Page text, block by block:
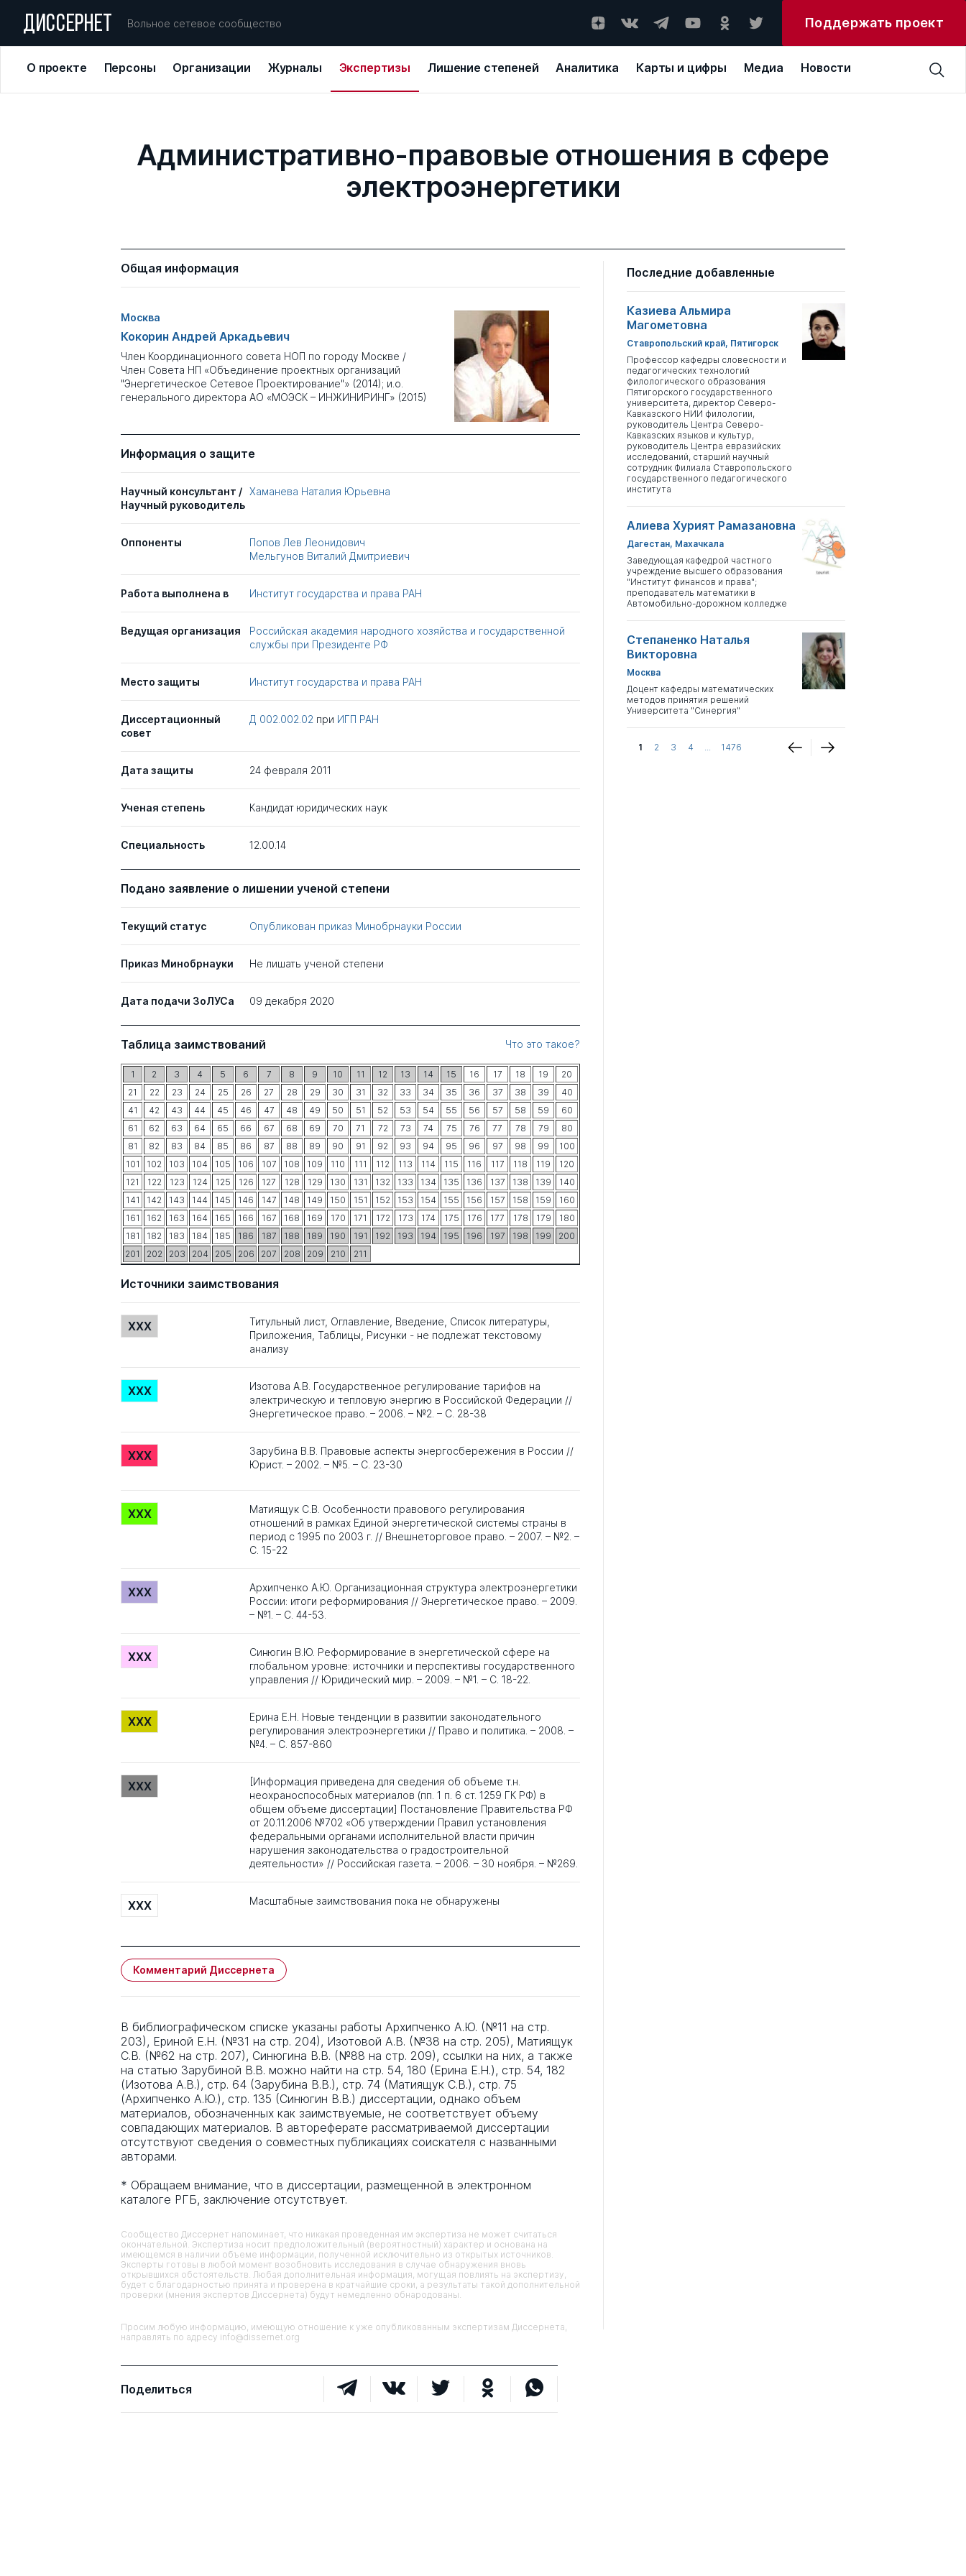
ДИССЕРНЕТ Вольное сетевое сообщество Поддержать проект
О проекте Персоны Организации Журналы Экспертизы Лишение степеней Аналитика Карты и цифры Медиа Новости
Административно-правовые отношения в сфере
электроэнергетики
Общая информация
Москва
Кокорин Андрей Аркадьевич
Член Координационного совета НОП по городу Москве /
Член Совета НП «Объединение проектных организаций
"Энергетическое Сетевое Проектирование"» (2014); и.о.
генерального директора АО «МОЭСК – ИНЖИНИРИНГ» (2015)
Информация о защите
Научный консультант /
Научный руководитель
Хаманева Наталия Юрьевна
Оппоненты
Попов Лев Леонидович
Мельгунов Виталий Дмитриевич
Работа выполнена в Институт государства и права РАН
Ведущая организация
Российская академия народного хозяйства и государственной
службы при Президенте РФ
Место защиты Институт государства и права РАН
Диссертационный
совет
Д 002.002.02 при ИГП РАН
Дата защиты 24 февраля 2011
Ученая степень Кандидат юридических наук
Специальность 12.00.14
Подано заявление о лишении ученой степени
Текущий статус Опубликован приказ Минобрнауки России
Приказ Минобрнауки Не лишать ученой степени
Дата подачи ЗоЛУСа 09 декабря 2020
Таблица заимствований Что это такое?
1 2 3 4 5 6 7 8 9 10 11 12 13 14 15 16 17 18 19
20
21
22 23 24 25 26 27 28 29 30 31 32 33 34 35 36 37 38 39
40
41
42 43 44 45 46 47 48 49 50 51 52 53 54 55 56 57 58 59
60
61
62 63 64 65 66 67 68 69 70 71 72 73 74 75 76 77 78 79
80
81
82 83 84 85 86 87 88 89 90 91 92 93 94 95 96 97 98 99
100
101
102 103 104 105 106 107 108 109 110 111 112 113 114 115 116 117 118 119
120
121
122 123 124 125 126 127 128 129 130 131 132 133 134 135 136 137 138 139
140
141
142 143 144 145 146 147 148 149 150 151 152 153 154 155 156 157 158 159
160
161
162 163 164 165 166 167 168 169 170 171 172 173 174 175 176 177 178 179
180
181
182 183 184 185 186 187 188 189 190 191 192 193 194 195 196 197 198 199
200
201
202 203 204 205 206 207 208 209 210 211
Источники заимствования
XXX
Титульный лист, Оглавление, Введение, Список литературы,
Приложения, Таблицы, Рисунки - не подлежат текстовому
анализу
XXX
Изотова А.В. Государственное регулирование тарифов на
электрическую и тепловую энергию в Российской Федерации //
Энергетическое право. – 2006. – №2. – С. 28-38
XXX
Зарубина В.В. Правовые аспекты энергосбережения в России //
Юрист. – 2002. – №5. – С. 23-30
XXX
Матиящук С.В. Особенности правового регулирования
отношений в рамках Единой энергетической системы страны в
период с 1995 по 2003 г. // Внешнеторговое право. – 2007. – №2. –
С. 15-22
XXX
Архипченко А.Ю. Организационная структура электроэнергетики
России: итоги реформирования // Энергетическое право. – 2009.
– №1. – С. 44-53.
XXX
Синюгин В.Ю. Реформирование в энергетической сфере на
глобальном уровне: источники и перспективы государственного
управления // Юридический мир. – 2009. – №1. – С. 18-22.
XXX
Ерина Е.Н. Новые тенденции в развитии законодательного
регулирования электроэнергетики // Право и политика. – 2008. –
№4. – С. 857-860
XXX
[Информация приведена для сведения об объеме т.н.
неохраноспособных материалов (пп. 1 п. 6 ст. 1259 ГК РФ) в
общем объеме диссертации] Постановление Правительства РФ
от 20.11.2006 №702 «Об утверждении Правил установления
федеральными органами исполнительной власти причин
нарушения законодательства о градостроительной
деятельности» // Российская газета. – 2006. – 30 ноября. – №269.
XXX Масштабные заимствования пока не обнаружены
Комментарий Диссернета
В библиографическом списке указаны работы Архипченко А.Ю. (№11 на стр.
203), Ериной Е.Н. (№31 на стр. 204), Изотовой А.В. (№38 на стр. 205), Матиящук
С.В. (№62 на стр. 207), Синюгина В.В. (№88 на стр. 209), ссылки на них, а также
на статью Зарубиной В.В. можно найти на стр. 54, 180 (Ерина Е.Н.), стр. 54, 182
(Изотова А.В.), стр. 64 (Зарубина В.В.), стр. 74 (Матиящук С.В.), стр. 75
(Архипченко А.Ю.), стр. 135 (Синюгин В.В.) диссертации, однако объем
материалов, обозначенных как заимствуемые, не соответствует объему
совпадающих материалов. В автореферате рассматриваемой диссертации
отсутствуют сведения о совместных публикациях соискателя с названными
авторами.
* Обращаем внимание, что в диссертации, размещенной в электронном
каталоге РГБ, заключение отсутствует.
Сообщество Диссернет напоминает, что никакая проведенная им экспертиза не может считаться
окончательной. Экспертиза носит предположительный (вероятностный) характер и основана на
имеющемся в наличии объеме информации, полученной исключительно из открытых источников.
Эксперты готовы в любой момент возобновить исследования в случае обнаружения вновь
открывшихся обстоятельств. Любая дополнительная информация, могущая повлиять на экспертизу,
будет с благодарностью принята и проверена в кратчайшие сроки, а результаты такой дополнительной
проверки (мнения экспертов Диссернета) будут немедленно обнародованы.
Просим любую информацию, имеющую отношение к уже опубликованным экспертизам Диссернета,
направлять по адресу info@dissernet.org
Поделиться
Последние добавленные
Казиева Альмира
Магометовна
Ставропольский край, Пятигорск
Профессор кафедры словесности и
педагогических технологий
филологического образования
Пятигорского государственного
университета, директор Северо-
Кавказского НИИ филологии,
руководитель Центра Северо-
Кавказских языков и культур,
руководитель Центра евразийских
исследований, старший научный
сотрудник Филиала Ставропольского
государственного педагогического
института
Алиева Хурият Рамазановна
Дагестан, Махачкала
Заведующая кафедрой частного
учреждение высшего образования
"Институт финансов и права";
преподаватель математики в
Автомобильно-дорожном колледже
Степаненко Наталья
Викторовна
Москва
Доцент кафедры математических
методов принятия решений
Университета "Синергия"
1 2 3 4 ... 1476